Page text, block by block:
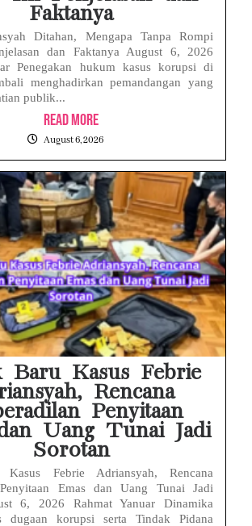
Faktanya
Ditahan, Mengapa Tanpa Rompi
dan Faktanya August 6, 2026
Penegakan hukum kasus korupsi di
menghadirkan pemandangan yang
publik...
Read More
August 6, 2026
Baru Kasus Febrie
Rencana
Penyitaan
Uang Tunai Jadi
Sorotan
Febrie Adriansyah, Rencana
Emas dan Uang Tunai Jadi
6, 2026 Rahmat Yanuar Dinamika
dugaan korupsi serta Tindak Pidana